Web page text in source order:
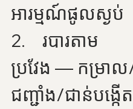
អារម្មណ៍ផូលស្ងប់
2.    របារតាម
ប្រវែង — កម្រា
ជញ្ជាំង/ជាន់បង្កើត